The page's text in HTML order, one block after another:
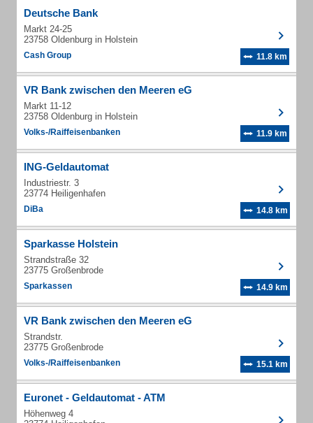
Deutsche Bank
Markt 24-25
23758 Oldenburg in Holstein
Cash Group 11.8 km
VR Bank zwischen den Meeren eG
Markt 11-12
23758 Oldenburg in Holstein
Volks-/Raiffeisenbanken 11.9 km
ING-Geldautomat
Industriestr. 3
23774 Heiligenhafen
DiBa 14.8 km
Sparkasse Holstein
Strandstraße 32
23775 Großenbrode
Sparkassen 14.9 km
VR Bank zwischen den Meeren eG
Strandstr.
23775 Großenbrode
Volks-/Raiffeisenbanken 15.1 km
Euronet - Geldautomat - ATM
Höhenweg 4